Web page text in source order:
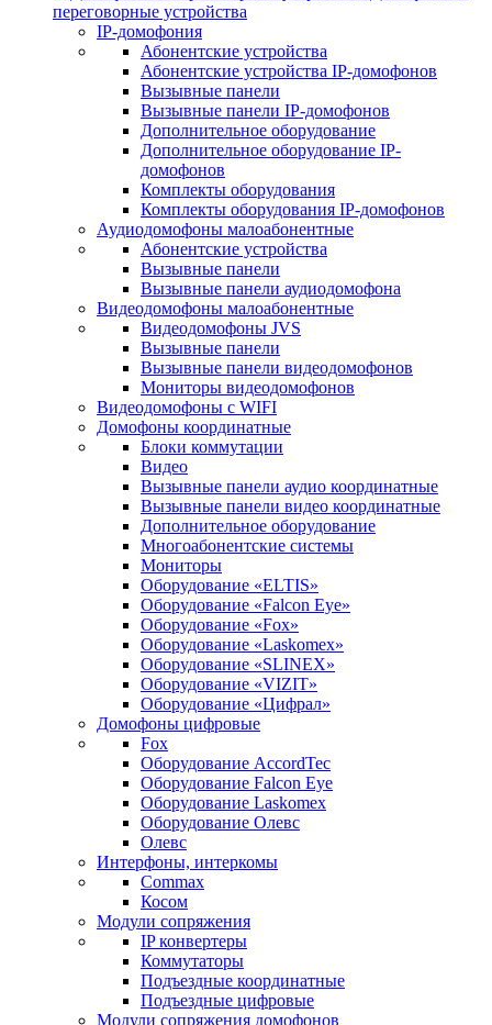
переговорные устройства
IP-домофония
Абонентские устройства
Абонентские устройства IP-домофонов
Вызывные панели
Вызывные панели IP-домофонов
Дополнительное оборудование
Дополнительное оборудование IP-
домофонов
Комплекты оборудования
Комплекты оборудования IP-домофонов
Аудиодомофоны малоабонентные
Абонентские устройства
Вызывные панели
Вызывные панели аудиодомофона
Видеодомофоны малоабонентные
Видеодомофоны JVS
Вызывные панели
Вызывные панели видеодомофонов
Мониторы видеодомофонов
Видеодомофоны с WIFI
Домофоны координатные
Блоки коммутации
Видео
Вызывные панели аудио координатные
Вызывные панели видео координатные
Дополнительное оборудование
Многоабонентские системы
Мониторы
Оборудование «ELTIS»
Оборудование «Falcon Eye»
Оборудование «Fox»
Оборудование «Laskomex»
Оборудование «SLINEX»
Оборудование «VIZIT»
Оборудование «Цифрал»
Домофоны цифровые
Fox
Оборудование AccordTec
Оборудование Falcon Eye
Оборудование Laskomex
Оборудование Олевс
Олевс
Интерфоны, интеркомы
Commax
Косом
Модули сопряжения
IP конвертеры
Коммутаторы
Подъездные координатные
Подъездные цифровые
Модули сопряжения домофонов